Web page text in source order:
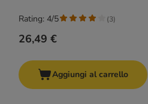
26,49 €
Rating: 4/5 (3)
Aggiungi al carrello